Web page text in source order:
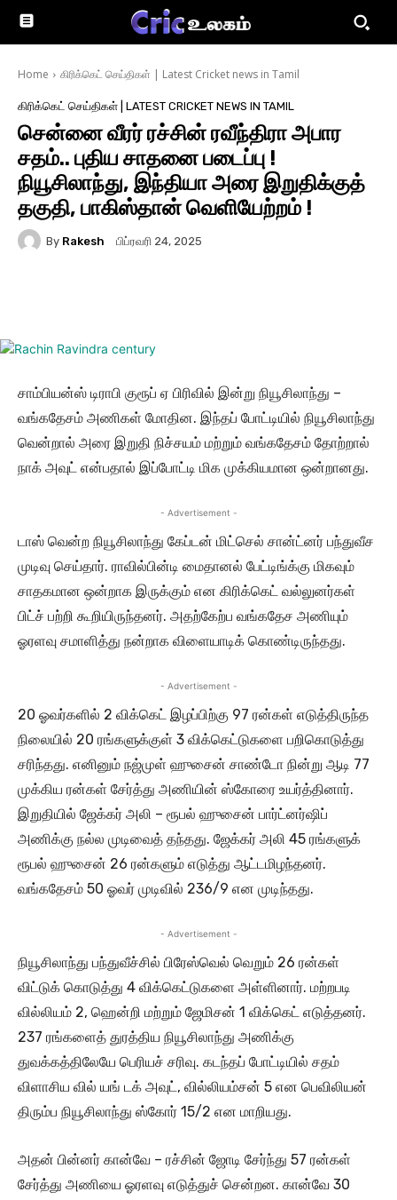
Home கிரிக்கெட் செய்திகள் | Latest Cricket news in Tamil
கிரிக்கெட் செய்திகள் | LATEST CRICKET NEWS IN TAMIL
சென்னை வீரர் ரச்சின் ரவீந்திரா அபார
சதம்.. புதிய சாதனை படைப்பு !
நியூசிலாந்து, இந்தியா அரை இறுதிக்குத்
தகுதி, பாகிஸ்தான் வெளியேற்றம் !
By Rakesh பிப்ரவரி 24, 2025
சாம்பியன்ஸ் டிராபி குரூப் ஏ பிரிவில் இன்று நியூசிலாந்து –
வங்கதேசம் அணிகள் மோதின. இந்தப் போட்டியில் நியூசிலாந்து
வென்றால் அரை இறுதி நிச்சயம் மற்றும் வங்கதேசம் தோற்றால்
நாக் அவுட் என்பதால் இப்போட்டி மிக முக்கியமான ஒன்றானது.
- Advertisement -
டாஸ் வென்ற நியூசிலாந்து கேப்டன் மிட்செல் சான்ட்னர் பந்துவீச
முடிவு செய்தார். ராவில்பின்டி மைதானல் பேட்டிங்க்கு மிகவும்
சாதகமான ஒன்றாக இருக்கும் என கிரிக்கெட் வல்லுனர்கள்
பிட்ச் பற்றி கூறியிருந்தனர். அதற்கேற்ப வங்கதேச அணியும்
ஓரளவு சமாளித்து நன்றாக விளையாடிக் கொண்டிருந்தது.
- Advertisement -
20 ஓவர்களில் 2 விக்கெட் இழப்பிற்கு 97 ரன்கள் எடுத்திருந்த
நிலையில் 20 ரங்களுக்குள் 3 விக்கெட்டுகளை பறிகொடுத்து
சரிந்தது. எனினும் நஜ்முள் ஹுசைன் சாண்டோ நின்று ஆடி 77
முக்கிய ரன்கள் சேர்த்து அணியின் ஸ்கோரை உயர்த்தினார்.
இறுதியில் ஜேக்கர் அலி – ரூபல் ஹுசைன் பார்ட்னர்ஷிப்
அணிக்கு நல்ல முடிவைத் தந்தது. ஜேக்கர் அலி 45 ரங்களுக்
ரூபல் ஹுசைன் 26 ரன்களும் எடுத்து ஆட்டமிழந்தனர்.
வங்கதேசம் 50 ஓவர் முடிவில் 236/9 என முடிந்தது.
- Advertisement -
நியூசிலாந்து பந்துவீச்சில் பிரேஸ்வெல் வெறும் 26 ரன்கள்
விட்டுக் கொடுத்து 4 விக்கெட்டுகளை அள்ளினார். மற்றபடி
வில்லியம் 2, ஹென்றி மற்றும் ஜேமிசன் 1 விக்கெட் எடுத்தனர்.
237 ரங்களைத் துரத்திய நியூசிலாந்து அணிக்கு
துவக்கத்திலேயே பெரியச் சரிவு. கடந்தப் போட்டியில் சதம்
விளாசிய வில் யங் டக் அவுட், வில்லியம்சன் 5 என பெவிலியன்
திரும்ப நியூசிலாந்து ஸ்கோர் 15/2 என மாறியது.
அதன் பின்னர் கான்வே – ரச்சின் ஜோடி சேர்ந்து 57 ரன்கள்
சேர்த்து அணியை ஓரளவு எடுத்துச் சென்றன. கான்வே 30